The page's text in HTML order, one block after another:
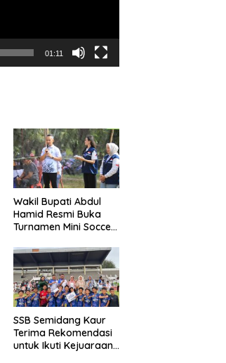
01:11
Wakil Bupati Abdul
Hamid Resmi Buka
Turnamen Mini Soccer
SSB Semidang Kaur
Terima Rekomendasi
untuk Ikuti Kejuaraan